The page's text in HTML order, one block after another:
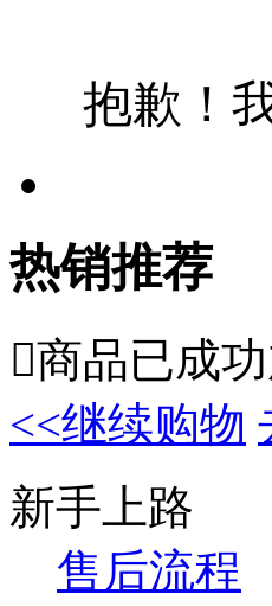
抱歉！
热销推荐
商品已成
<<继续购物
新手上路
售后流程